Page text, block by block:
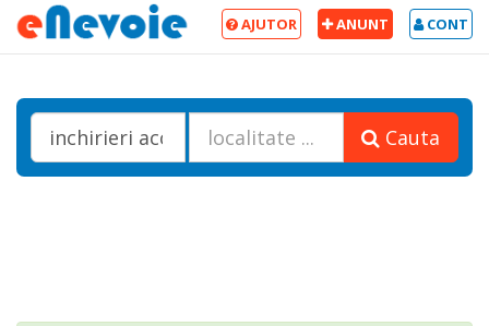
CONT
ANUNT
AJUTOR
Cauta